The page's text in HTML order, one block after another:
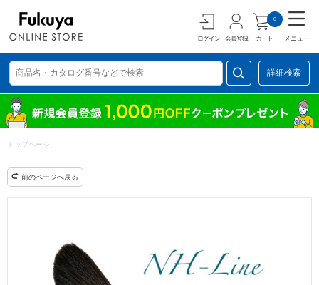
ログイン 会員登録 カート
0
メニュー
詳細検索
トップページ
前のページへ戻る